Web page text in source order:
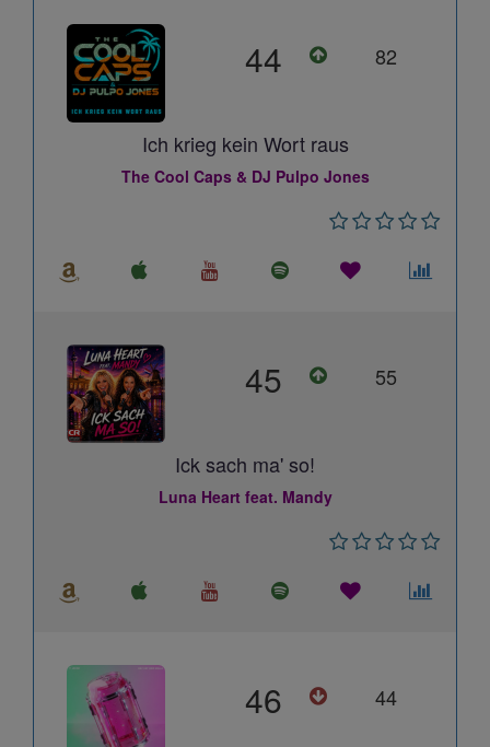
44 82
Ich krieg kein Wort raus
The Cool Caps & DJ Pulpo Jones
45 55
Ick sach ma' so!
Luna Heart feat. Mandy
46 44